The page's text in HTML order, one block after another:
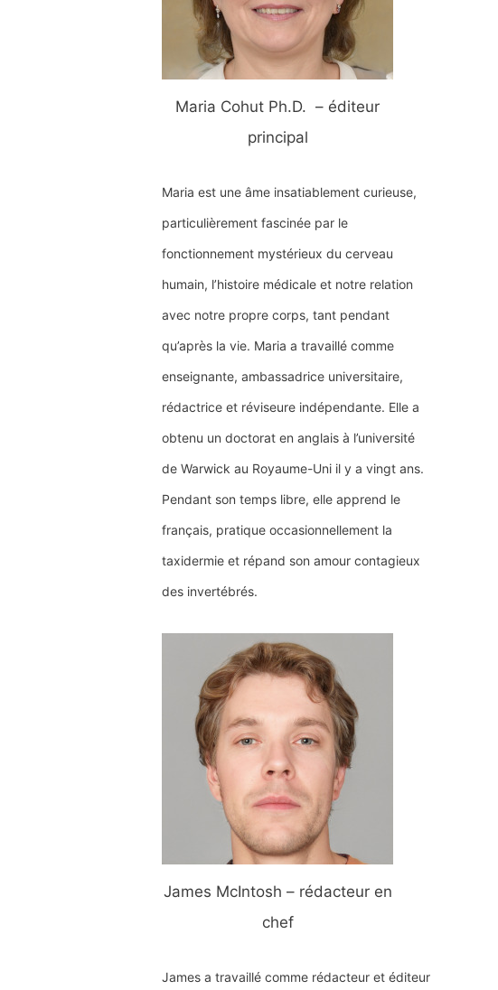
Maria Cohut Ph.D. – éditeur
principal
Maria est une âme insatiablement curieuse,
particulièrement fascinée par le
fonctionnement mystérieux du cerveau
humain, l’histoire médicale et notre relation
avec notre propre corps, tant pendant
qu’après la vie. Maria a travaillé comme
enseignante, ambassadrice universitaire,
rédactrice et réviseure indépendante. Elle a
obtenu un doctorat en anglais à l’université
de Warwick au Royaume-Uni il y a vingt ans.
Pendant son temps libre, elle apprend le
français, pratique occasionnellement la
taxidermie et répand son amour contagieux
des invertébrés.
James McIntosh – rédacteur en
chef
James a travaillé comme rédacteur et éditeur